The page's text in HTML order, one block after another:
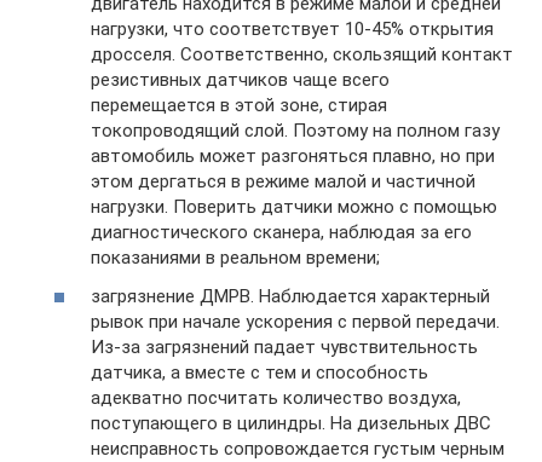
нагрузки, что соответствует 10-45% открытия
дросселя. Соответственно, скользящий контакт
резистивных датчиков чаще всего
перемещается в этой зоне, стирая
токопроводящий слой. Поэтому на полном газу
автомобиль может разгоняться плавно, но при
этом дергаться в режиме малой и частичной
нагрузки. Поверить датчики можно с помощью
диагностического сканера, наблюдая за его
показаниями в реальном времени;
загрязнение ДМРВ. Наблюдается характерный
рывок при начале ускорения с первой передачи.
Из-за загрязнений падает чувствительность
датчика, а вместе с тем и способность
адекватно посчитать количество воздуха,
поступающего в цилиндры. На дизельных ДВС
неисправность сопровождается густым черным